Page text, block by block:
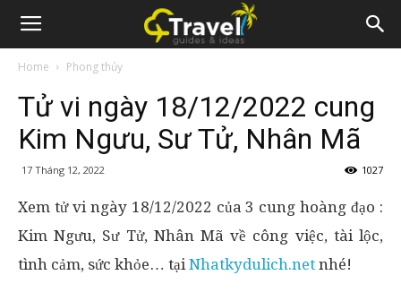
Home Phong thủy
Tử vi ngày 18/12/2022 cung
Kim Ngưu, Sư Tử, Nhân Mã
17 Tháng 12, 2022 1027
Xem tử vi ngày 18/12/2022 của 3 cung hoàng đạo :
Kim Ngưu, Sư Tử, Nhân Mã về công việc, tài lộc,
tình cảm, sức khỏe… tạiNhatkydulich.net nhé!